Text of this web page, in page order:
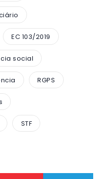
EC 103/2019
social
RGPS
STF